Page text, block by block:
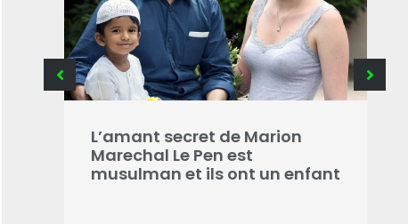
L’amant secret de Marion
Marechal Le Pen est
musulman et ils ont un enfant